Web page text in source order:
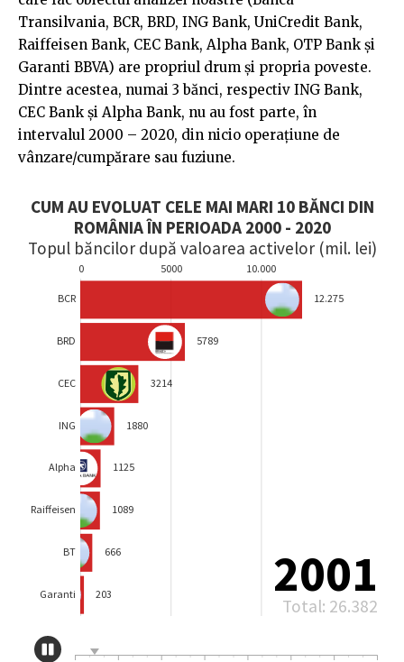
Transilvania, BCR, BRD, ING Bank, UniCredit Bank,
Raiffeisen Bank, CEC Bank, Alpha Bank, OTP Bank și
Garanti BBVA) are propriul drum și propria poveste.
Dintre acestea, numai 3 bănci, respectiv ING Bank,
CEC Bank și Alpha Bank, nu au fost parte, în
intervalul 2000 – 2020, din nicio operațiune de
vânzare/cumpărare sau fuziune.